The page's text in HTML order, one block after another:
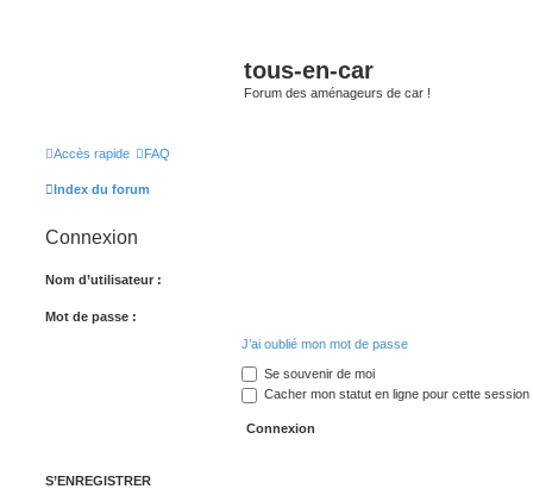
tous-en-car
Forum des aménageurs de car !
Accès rapide FAQ
Index du forum
Connexion
Nom d’utilisateur :
Mot de passe :
J’ai oublié mon mot de passe
Se souvenir de moi
Cacher mon statut en ligne pour cette session
S’ENREGISTRER